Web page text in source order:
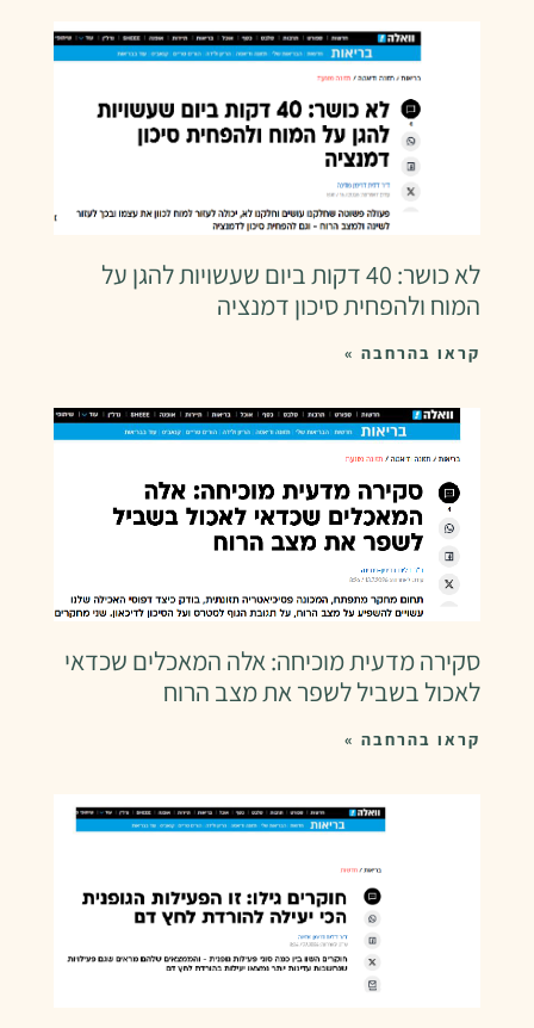
לא כושר: 40 דקות ביום שעשויות להגן על
המוח ולהפחית סיכון דמנציה
קראו בהרחבה »
סקירה מדעית מוכיחה: אלה המאכלים שכדאי
לאכול בשביל לשפר את מצב הרוח
קראו בהרחבה »